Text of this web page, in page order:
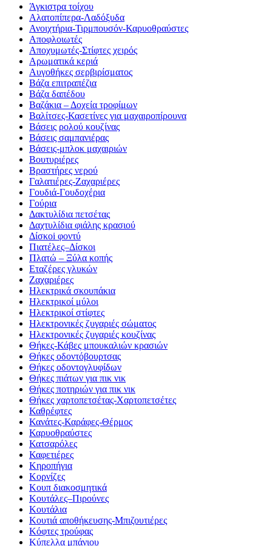
Άγκιστρα τοίχου
Αλατοπίπερα-Λαδόξυδα
Ανοιχτήρια-Τιρμπουσόν-Καρυοθραύστες
Αποφλοιωτές
Αποχυμωτές-Στίφτες χειρός
Αρωματικά κεριά
Αυγοθήκες σερβιρίσματος
Βάζα επιτραπέζια
Βάζα δαπέδου
Βαζάκια – Δοχεία τροφίμων
Βαλίτσες-Κασετίνες για μαχαιροπίρουνα
Βάσεις ρολού κουζίνας
Βάσεις σαμπανιέρας
Βάσεις-μπλοκ μαχαιριών
Βουτυριέρες
Βραστήρες νερού
Γαλατιέρες-Ζαχαριέρες
Γουδιά-Γουδοχέρια
Γούρια
Δακτυλίδια πετσέτας
Δαχτυλίδια φιάλης κρασιού
Δίσκοi φοντύ
Πιατέλες–Δίσκοι
Πλατώ – Ξύλα κοπής
Εταζέρες γλυκών
Ζαχαριέρες
Ηλεκτρικά σκουπάκια
Ηλεκτρικοί μύλοι
Ηλεκτρικοί στίφτες
Ηλεκτρονικές ζυγαριές σώματος
Ηλεκτρονικές ζυγαριές κουζίνας
Θήκες-Κάβες μπουκαλιών κρασιών
Θήκες οδοντόβουρτσας
Θήκες οδοντογλυφίδων
Θήκες πιάτων για πικ νικ
Θήκες ποτηριών για πικ νικ
Θήκες χαρτοπετσέτας-Χαρτοπετσέτες
Καθρέφτες
Κανάτες-Καράφες-Θέρμος
Καρυοθραύστες
Κατσαρόλες
Καφετιέρες
Κηροπήγια
Κορνίζες
Κουπ διακοσμητικά
Κουτάλες–Πιρούνες
Κουτάλια
Κουτιά αποθήκευσης-Μπιζουτιέρες
Κόφτες τρούφας
Κύπελλα μπάνιου